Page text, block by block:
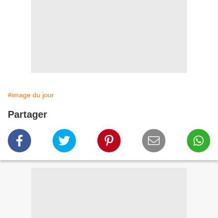
#image du jour
Partager